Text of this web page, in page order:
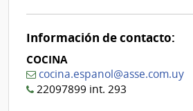
0
Información de contacto:
COCINA
cocina.espanol@asse.com.uy
22097899 int. 293